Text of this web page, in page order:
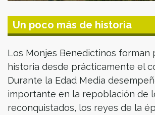
Un poco más de historia
Los Monjes Benedictinos forman
historia desde prácticamente el
Durante la Edad Media
importante en la repoblación de
reconquistados, los reyes de la